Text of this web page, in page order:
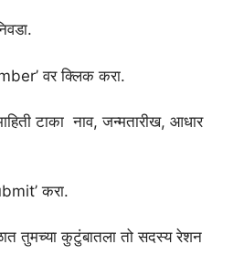
वर क्लिक करा.
टाका नाव, जन्मतारीख, आधार
करा.
तुमच्या कुटुंबातला तो सदस्य रेशन